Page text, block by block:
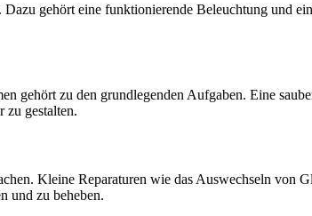
gehört eine funktionierende Beleuchtung und
gehört zu den grundlegenden Aufgaben. Eine
zu gestalten.
Kleine Reparaturen wie das Auswechseln von
und zu beheben.